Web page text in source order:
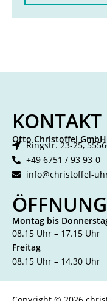
KONTAKT
Otto Christoffel GmbH
Ringstr. 23-25,
+49 6751 / 93 93-0
info@christoffel-
Montag bis
08.15 Uhr – 17.15 Uhr
Freitag
08.15 Uhr – 14.30 Uhr